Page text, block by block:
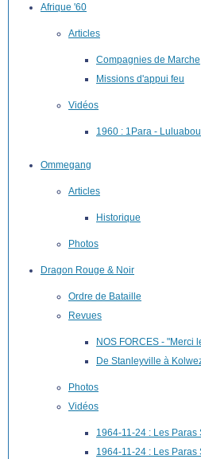
Afrique '60
Articles
Compagnies de Marche
Missions d'appui feu
Vidéos
1960 : 1Para -
Ommegang
Articles
Historique
Photos
Dragon Rouge & Noir
Ordre de Bataille
Revues
NOS FORCES - "Merci
De Stanleyville à
Photos
Vidéos
1964-11-24 : Les Paras
1964-11-24 : Les Paras